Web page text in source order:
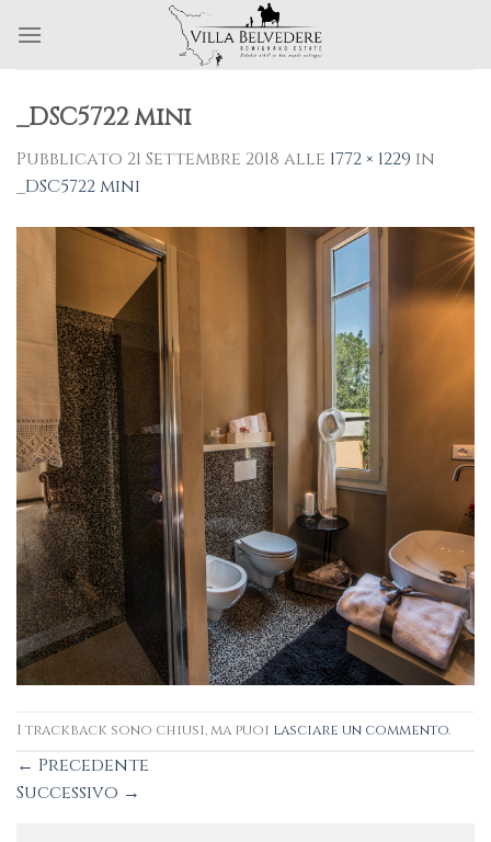
to
_DSC5722 mini
Pubblicato 21 Settembre 2018 alle 1772 × 1229 in
_DSC5722 mini
I trackback sono chiusi, ma puoi lasciare un commento.
← Precedente
Successivo →